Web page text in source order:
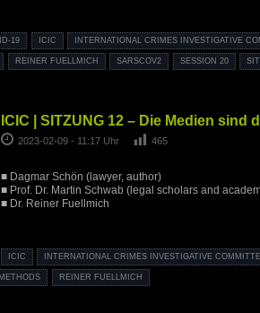
19 ICIC INTERNATIONAL CRIMES INVESTIGATIVE
REINER FUELLMICH SARSCOV2 SESSION 20
ICIC | SITZUNG 12 – Die Medien sind
2023-02-09 - 11:17 Uhr 465
■ Dagmar Schön (lawyer, author)
■ Prof. Dr. Martin Schwab (legal scholars and
■ Dr. Reiner Fuellmich
ICIC INTERNATIONAL CRIMES INVESTIGATIVE
REINER FUELLMICH